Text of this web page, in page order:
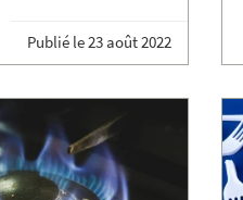
Publié le23 août 2022